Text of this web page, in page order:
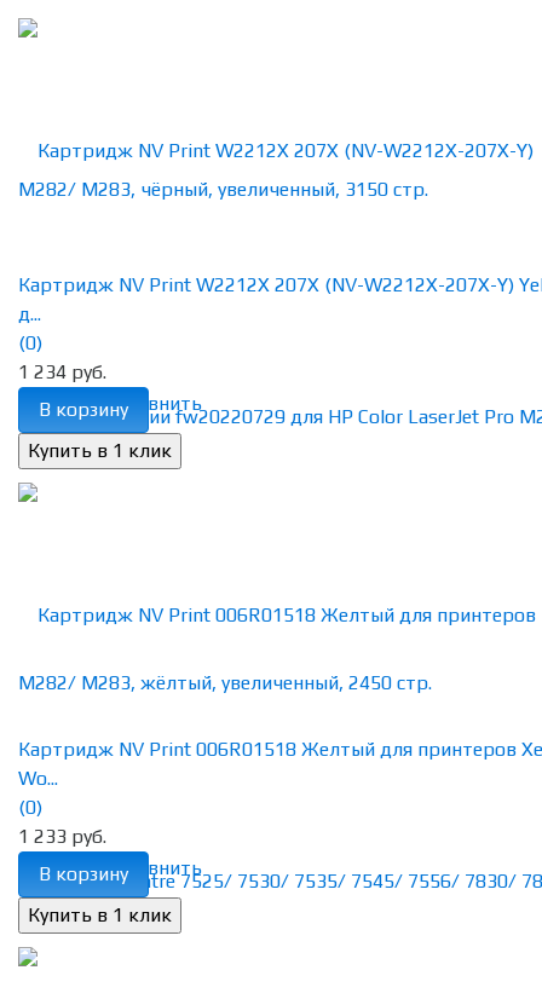
избранное сравнить
Картридж NV Print W2212X 207X (NV-W2212X-207X-Y)
д...
(0)
1 234 руб.
В корзину
избранное сравнить
Картридж NV Print 006R01518 Желтый для принтеров
Wo...
(0)
1 233 руб.
В корзину